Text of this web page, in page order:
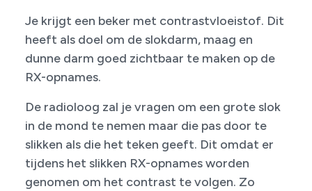
Je krijgt een beker met contrastvloeistof. Dit
heeft als doel om de slokdarm, maag en
dunne darm goed zichtbaar te maken op de
RX-opnames.
De radioloog zal je vragen om een grote slok
in de mond te nemen maar die pas door te
slikken als die het teken geeft. Dit omdat er
tijdens het slikken RX-opnames worden
genomen om het contrast te volgen. Zo